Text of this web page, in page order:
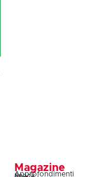
Magazine
Approfondimenti